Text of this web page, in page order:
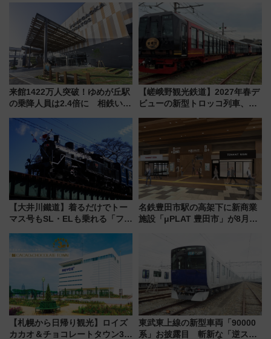
限定の歴代制服仮想試着体験も
レポート
デコレーションも徹底解説
来館1422万人突破！ゆめが丘駅
の乗降人員は2.4倍に 相鉄いず
年祭にそうにゃん＆DB.スター
マンが登場
【嵯峨野観光鉄道】2027年春デ
ビューの新型トロッコ列車、い
は2026年で引退
【大井川鐵道】着るだけでトー
マス号もSL・ELも乗れる「フリ
受注販売
名鉄豊田市駅の高架下に新商業
施設「μPLAT 豊田市」が8月26
【札幌から日帰り観光】ロイズ
カカオ＆チョコレートタウン3周
東武東上線の新型車両「90000
系」お披露目 斬新な「逆スラ